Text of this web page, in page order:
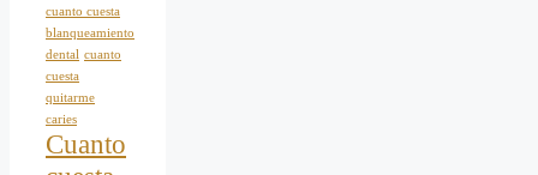
cuanto cuesta
blanqueamiento
dental cuanto
cuesta
quitarme
caries
Cuanto